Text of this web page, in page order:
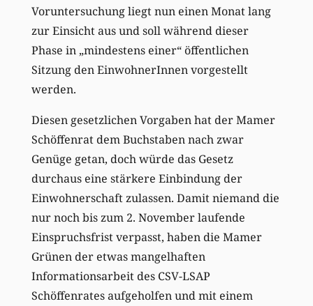
Voruntersuchung liegt nun einen Monat lang
zur Einsicht aus und soll während dieser
Phase in „mindestens einer“ öffentlichen
Sitzung den EinwohnerInnen vorgestellt
werden.
Diesen gesetzlichen Vorgaben hat der Mamer
Schöffenrat dem Buchstaben nach zwar
Genüge getan, doch würde das Gesetz
durchaus eine stärkere Einbindung der
Einwohnerschaft zulassen. Damit niemand die
nur noch bis zum 2. November laufende
Einspruchsfrist verpasst, haben die Mamer
Grünen der etwas mangelhaften
Informationsarbeit des CSV-LSAP
Schöffenrates aufgeholfen und mit einem